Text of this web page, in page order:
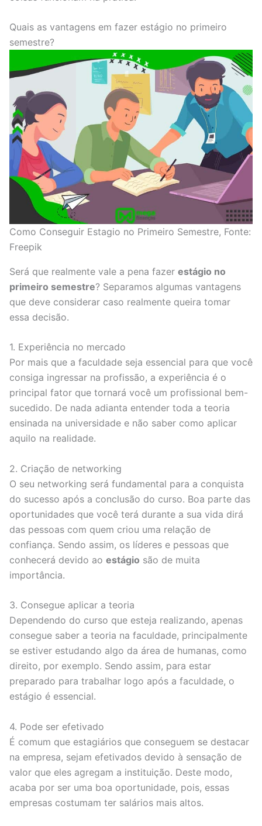
Quais as vantagens em fazer estágio no primeiro
semestre?
Como Conseguir Estagio no Primeiro Semestre, Fonte:
Freepik
Será que realmente vale a pena fazer estágio no
primeiro semestre? Separamos algumas vantagens
que deve considerar caso realmente queira tomar
essa decisão.
1. Experiência no mercado
Por mais que a faculdade seja essencial para que você
consiga ingressar na profissão, a experiência é o
principal fator que tornará você um profissional bem-
sucedido. De nada adianta entender toda a teoria
ensinada na universidade e não saber como aplicar
aquilo na realidade.
2. Criação de networking
O seu networking será fundamental para a conquista
do sucesso após a conclusão do curso. Boa parte das
oportunidades que você terá durante a sua vida dirá
das pessoas com quem criou uma relação de
confiança. Sendo assim, os líderes e pessoas que
conhecerá devido ao estágio são de muita
importância.
3. Consegue aplicar a teoria
Dependendo do curso que esteja realizando, apenas
consegue saber a teoria na faculdade, principalmente
se estiver estudando algo da área de humanas, como
direito, por exemplo. Sendo assim, para estar
preparado para trabalhar logo após a faculdade, o
estágio é essencial.
4. Pode ser efetivado
É comum que estagiários que conseguem se destacar
na empresa, sejam efetivados devido à sensação de
valor que eles agregam a instituição. Deste modo,
acaba por ser uma boa oportunidade, pois, essas
empresas costumam ter salários mais altos.